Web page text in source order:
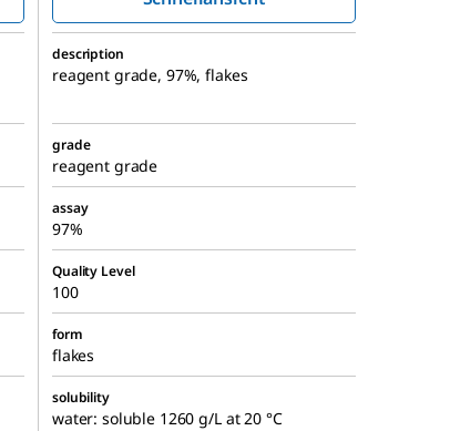
description
reagent grade, 97%, flakes
grade
reagent grade
assay
97%
Quality Level
100
form
flakes
solubility
water: soluble 1260 g/L at 20 °C